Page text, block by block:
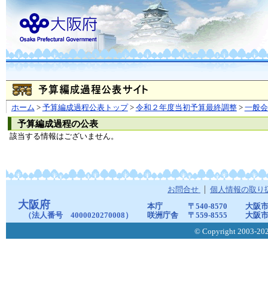
ホーム > 予算編成過程公表トップ> 令和２年度当初予算最終調整> 一般
予算編成過程の公表
該当する情報はございません。
お問合せ 個人情報の取り
大阪府
（法人番号 4000020270008）
本庁 〒540-8570
大阪
咲洲庁舎
〒559-8555
大阪
© Copyright 2003-